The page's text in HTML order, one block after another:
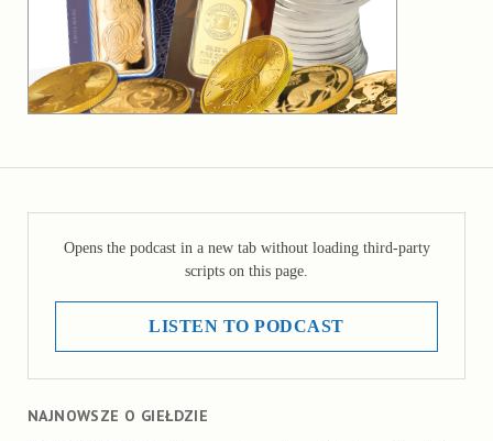
Opens the podcast in a new tab without loading third-party
scripts on this page.
LISTEN TO PODCAST
NAJNOWSZE O GIEŁDZIE